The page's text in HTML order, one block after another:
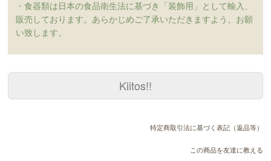
・食器類は日本の食品衛生法に基づき「装飾用」として輸入、
販売しております。あらかじめご了承いただきますよう、お願
い致します。
Kiitos!!
特定商取引法に基づく表記（返品等）
この商品を友達に教える